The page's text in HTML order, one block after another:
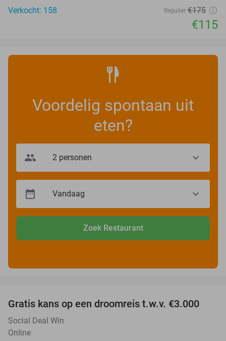
Verkocht: 158
Regulier €175
€115
Voordelig spontaan uit
eten?
Zoek Restaurant
Gratis kans op een droomreis t.w.v. €3.000
Social Deal Win
Online